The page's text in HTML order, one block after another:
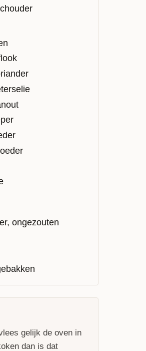
ongezouten
gelijk de oven in
dan is dat